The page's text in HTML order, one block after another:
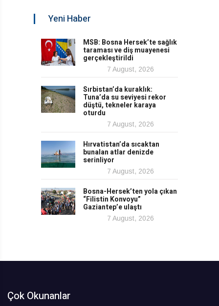
Yeni Haber
MSB: Bosna Hersek’te sağlık
taraması ve diş muayenesi
gerçekleştirildi
7 August, 2026
Sırbistan’da kuraklık:
Tuna’da su seviyesi rekor
düştü, tekneler karaya
oturdu
7 August, 2026
Hırvatistan’da sıcaktan
bunalan atlar denizde
serinliyor
7 August, 2026
Bosna-Hersek’ten yola çıkan
“Filistin Konvoyu”
Gaziantep’e ulaştı
7 August, 2026
Çok Okunanlar